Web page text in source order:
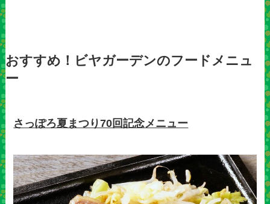
おすすめ！ビヤガーデンのフードメニュ
ー
さっぽろ夏まつり70回記念メニュー